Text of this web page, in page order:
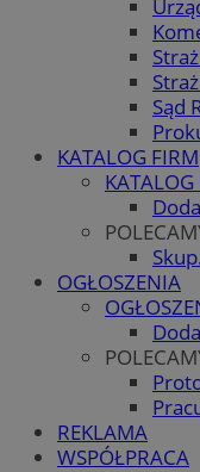
Sąd
KATALOG FIRM
KATALOG
OGŁOSZENIA
REKLAMA
WSPÓŁPRACA